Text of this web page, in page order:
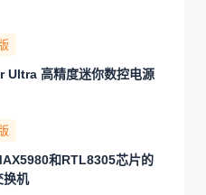
Ultra 高精度迷你数控电源
和RTL8305芯片的
换机